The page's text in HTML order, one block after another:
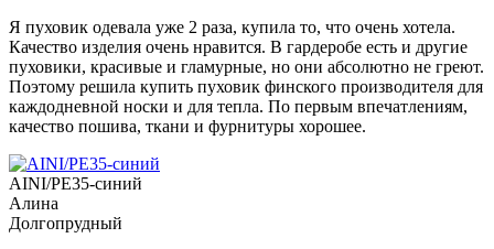
Я пуховик одевала уже 2 раза, купила то, что очень хотела.
Качество изделия очень нравится. В гардеробе есть и другие
пуховики, красивые и гламурные, но они абсолютно не греют.
Поэтому решила купить пуховик финского производителя для
каждодневной носки и для тепла. По первым впечатлениям,
качество пошива, ткани и фурнитуры хорошее.
AINI/PE35-синий
Алина
Долгопрудный